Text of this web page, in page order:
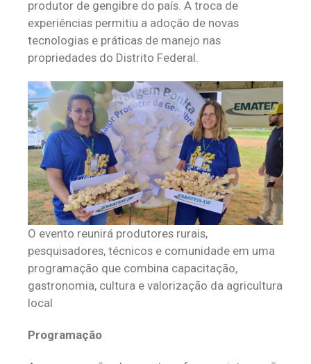
produtor de gengibre do país. A troca de
experiências permitiu a adoção de novas
tecnologias e práticas de manejo nas
propriedades do Distrito Federal.
O evento reunirá produtores rurais,
pesquisadores, técnicos e comunidade em uma
programação que combina capacitação,
gastronomia, cultura e valorização da agricultura
local
Programação